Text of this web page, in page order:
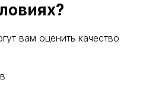
вам оценить качество